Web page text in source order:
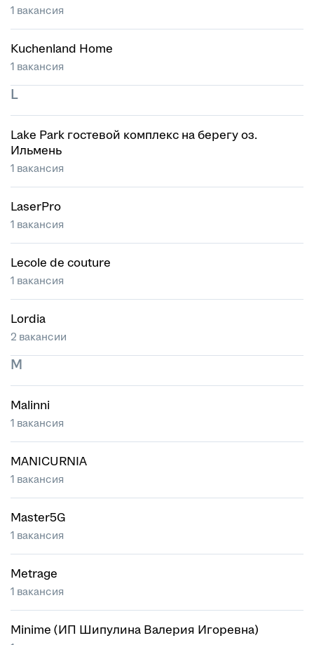
1 вакансия
Kuchenland Home
1 вакансия
L
Lake Park гостевой комплекс на берегу оз.
Ильмень
1 вакансия
LaserPro
1 вакансия
Lecole de couture
1 вакансия
Lordia
2 вакансии
M
Malinni
1 вакансия
MANICURNIA
1 вакансия
Master5G
1 вакансия
Metrage
1 вакансия
Minime (ИП Шипулина Валерия Игоревна)